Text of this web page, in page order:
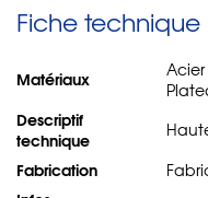
Fiche technique
Matériaux
Descriptif
technique
Fabrication